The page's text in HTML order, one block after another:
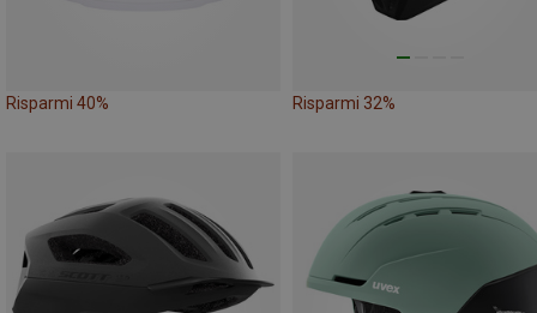
Risparmi 40% Risparmi 32%